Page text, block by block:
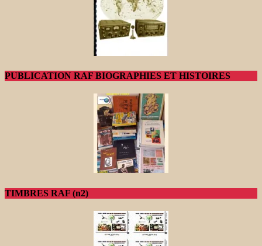
PUBLICATION RAF BIOGRAPHIES ET HISTOIRES
TIMBRES RAF (n2)